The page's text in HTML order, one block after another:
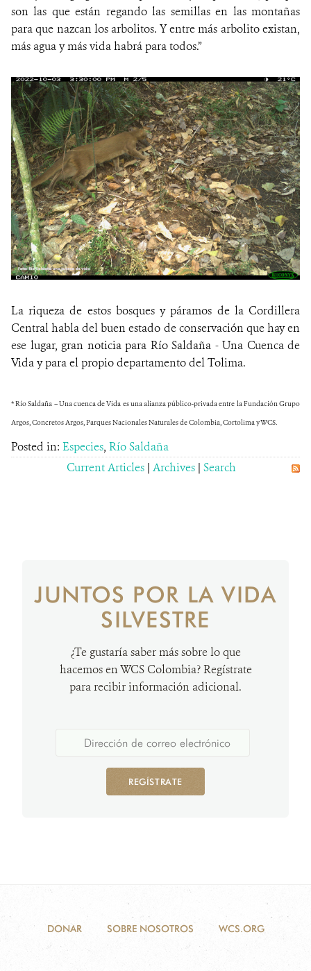
son las que están regando las semillas en las montañas
para que nazcan los arbolitos. Y entre más arbolito existan,
más agua y más vida habrá para todos.”
La riqueza de estos bosques y páramos de la Cordillera
Central habla del buen estado de conservación que hay en
ese lugar, gran noticia para Río Saldaña - Una Cuenca de
Vida y para el propio departamento del Tolima.
* Río Saldaña – Una cuenca de Vida es una alianza público-privada entre la Fundación Grupo
Argos, Concretos Argos, Parques Nacionales Naturales de Colombia, Cortolima y WCS.
Posted in: Especies, Río Saldaña
Current Articles | Archives | Search
JUNTOS POR LA VIDA
SILVESTRE
¿Te gustaría saber más sobre lo que
hacemos en WCS Colombia? Regístrate
para recibir información adicional.
REGÍSTRATE
DONAR SOBRE NOSOTROS WCS.ORG